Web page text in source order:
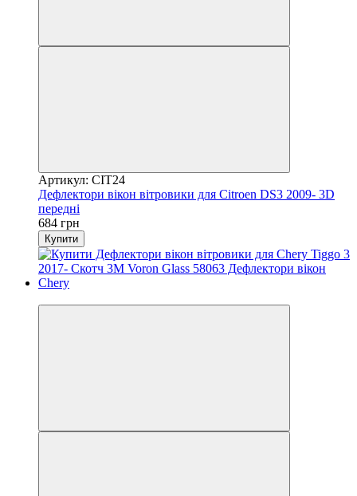
Артикул: CIT24
Дефлектори вікон вітровики для Citroen DS3 2009- 3D
передні
684 грн
Купити